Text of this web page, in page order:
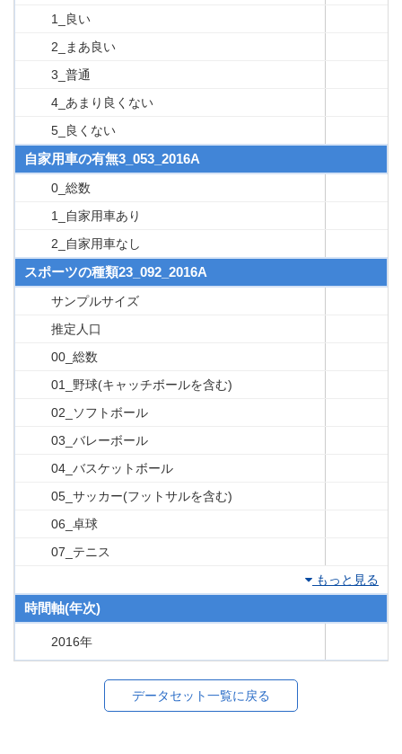
1_良い
2_まあ良い
3_普通
4_あまり良くない
5_良くない
自家用車の有無3_053_2016A
0_総数
1_自家用車あり
2_自家用車なし
スポーツの種類23_092_2016A
サンプルサイズ
推定人口
00_総数
01_野球(キャッチボールを含む)
02_ソフトボール
03_バレーボール
04_バスケットボール
05_サッカー(フットサルを含む)
06_卓球
07_テニス
もっと見る
時間軸(年次)
2016年
データセット一覧に戻る